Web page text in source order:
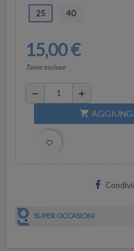
25
40
15,00 €
Tasse escluse
remove add
shopping_cart
favorite_border
SUPER OCCASIONI